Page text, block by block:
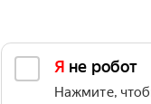
Я не робот
Нажмите,